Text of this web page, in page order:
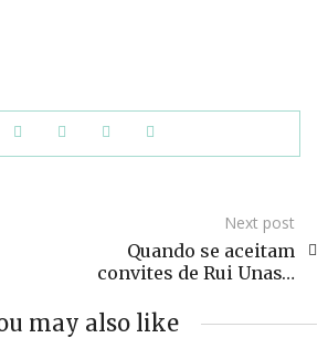
Next post
Quando se aceitam
convites de Rui Unas…
may also like